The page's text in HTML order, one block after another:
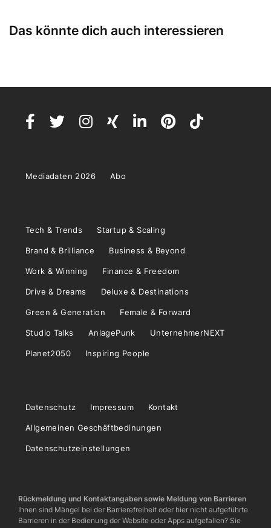
Das könnte dich auch interessieren
Mediadaten 2026 Abo
Tech & Trends Startup & Scaling
Brand & Brilliance Business & Beyond
Work & Winning Finance & Freedom
Drive & Dreams Deluxe & Destinations
Green & Generation Female & Forward
Studio Talks AnlagePunk UnternehmerNEXT
Planet2050 Inspiring People
Datenschutz Impressum Kontakt
Allgemeinen Geschäftbedinungen
Datenschutzeinstellungen
Rückmeldung und Kontaktangaben sowie Meldung von Barrieren
Ihnen sind Mängel bei der Barrierefreiheit oder hier nicht aufgeführte
Barrieren in der Bedienung der Website oder Apps aufgefallen? Sie